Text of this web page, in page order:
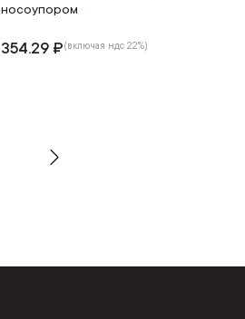
носоупором
354.29 ₽(включая ндс 22%)